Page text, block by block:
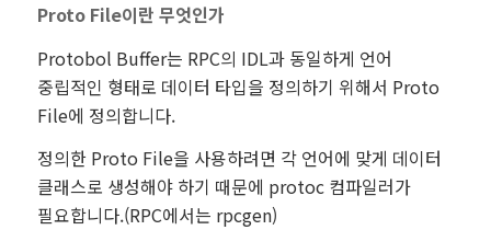
Proto File이란 무엇인가
Protobol Buffer는 RPC의 IDL과 동일하게 언어
중립적인 형태로 데이터 타입을 정의하기 위해서 Proto
File에 정의합니다.
정의한 Proto File을 사용하려면 각 언어에 맞게 데이터
클래스로 생성해야 하기 때문에 protoc 컴파일러가
필요합니다.(RPC에서는 rpcgen)